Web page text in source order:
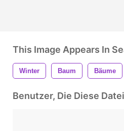
This Image Appears In
Winter Baum Bäume
Benutzer, Die Diese